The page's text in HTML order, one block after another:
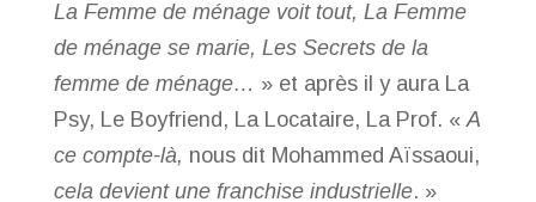
La Femme de ménage voit tout, La Femme
de ménage se marie, Les Secrets de la
femme de ménage… » et après il y aura La
Psy, Le Boyfriend, La Locataire, La Prof. « A
ce compte-là, nous dit Mohammed Aïssaoui,
cela devient une franchise industrielle. »